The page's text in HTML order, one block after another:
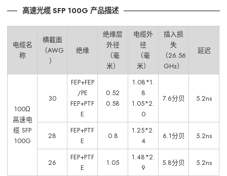
高速光缆 SFP 100G 产品描述
电缆名
称
横截面
（AWG
）
绝缘
绝缘层
外径
（毫
米）
电缆外
径
（毫
米）
插入损
失
（26.56
GHz）
延迟
100Ω
高速电
缆 SFP
100G
30
FEP+FEP
/PE
FEP+PTF
E
0.52
0.58
1.08*1.
8
1.05*2.
0
7.6分贝 5.2ns
28
FEP+PTF
E
0.8
1.25*2.
4
6.1分贝 5.2ns
26
FEP+PTF
E
1.05
1.48*2.
9
5.8分贝 5.2ns